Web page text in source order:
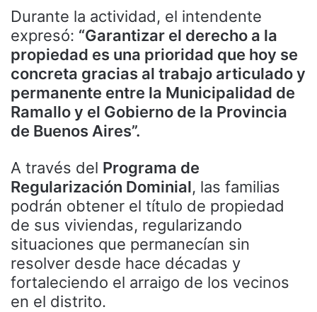
Durante la actividad, el intendente
expresó: “Garantizar el derecho a la
propiedad es una prioridad que hoy se
concreta gracias al trabajo articulado y
permanente entre la Municipalidad de
Ramallo y el Gobierno de la Provincia
de Buenos Aires”.
A través del Programa de
Regularización Dominial, las familias
podrán obtener el título de propiedad
de sus viviendas, regularizando
situaciones que permanecían sin
resolver desde hace décadas y
fortaleciendo el arraigo de los vecinos
en el distrito.